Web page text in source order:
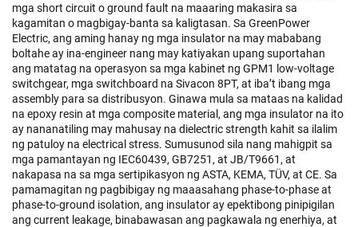
mga short circuit o ground fault na maaaring makasira sa
kagamitan o magbigay-banta sa kaligtasan. Sa GreenPower
Electric, ang aming hanay ng mga insulator na may mababang
boltahe ay ina-engineer nang may katiyakan upang suportahan
ang matatag na operasyon sa mga kabinet ng GPM1 low-voltage
switchgear, mga switchboard na Sivacon 8PT, at iba’t ibang mga
assembly para sa distribusyon. Ginawa mula sa mataas na kalidad
na epoxy resin at mga composite material, ang mga insulator na ito
ay nananatiling may mahusay na dielectric strength kahit sa ilalim
ng patuloy na electrical stress. Sumusunod sila nang mahigpit sa
mga pamantayan ng IEC60439, GB7251, at JB/T9661, at
nakapasa na sa mga sertipikasyon ng ASTA, KEMA, TÜV, at CE. Sa
pamamagitan ng pagbibigay ng maaasahang phase-to-phase at
phase-to-ground isolation, ang insulator ay epektibong pinipigilan
ang current leakage, binabawasan ang pagkawala ng enerhiya, at